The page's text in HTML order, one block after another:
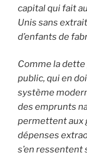
capital qui fait
Unis sans
d’enfants de
Comme la
public, qui en
système
des emprunts
permettent aux
dépenses
s’en